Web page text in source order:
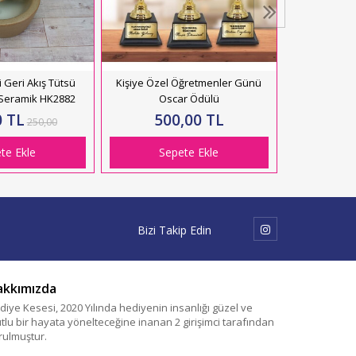
Akış Tütsü
HK2882
TL 250,00
Ekle
Kişiye Özel Öğretmenler Günü
Oscar Ödülü
500,00 TL
Sepete Ekle
Bizi Takip Edin
Kesesi, 2020 Yılında hediyenin insanlığı güzel ve
bir hayata yönelteceğine inanan 2 girişimci tarafından